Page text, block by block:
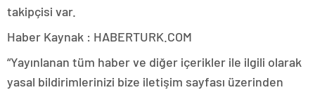
takipçisi var.
Haber Kaynak : HABERTURK.COM
“Yayınlanan tüm haber ve diğer içerikler ile ilgili olarak
yasal bildirimlerinizi bize iletişim sayfası üzerinden